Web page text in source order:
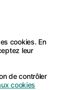
cookies. En
leur
de contrôler
cookies